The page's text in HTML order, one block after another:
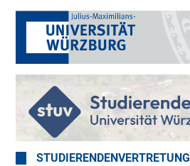
STUDIERENDENVERTRETUNG